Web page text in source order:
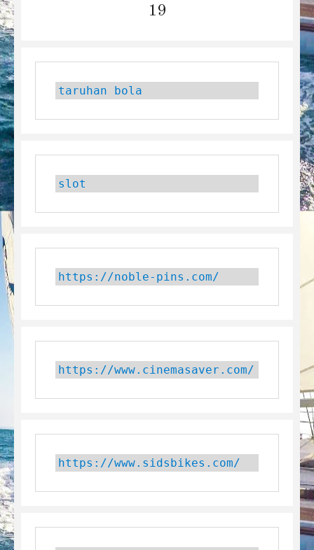
19
taruhan bola
slot
https://noble-pins.com/
https://www.cinemasaver.com/
https://www.sidsbikes.com/